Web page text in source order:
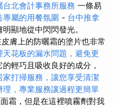
台北會計事務所服務 一條易
屬的用餐氛圍 - 台中推拿
顯地從中閃閃發光。
膚上的防曬霜的塗片也非常
花板的漏水問題，避免更
輕巧且吸收良好的成分，
家打掃服務，讓您享受清潔
理，專業服務讓過程更簡單
霜，但是在這裡噴霧劑對我